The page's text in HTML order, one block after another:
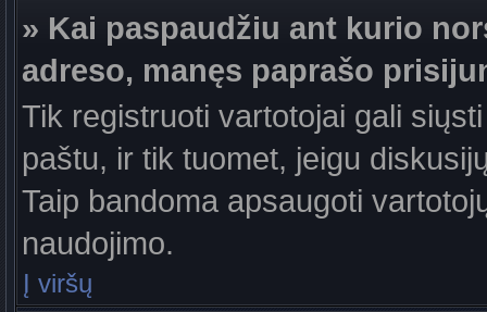
» Kai paspaudžiu ant kurio
adreso, manęs paprašo
Tik registruoti vartotojai gali
paštu, ir tik tuomet, jeigu
Taip bandoma apsaugoti
naudojimo.
Į viršų